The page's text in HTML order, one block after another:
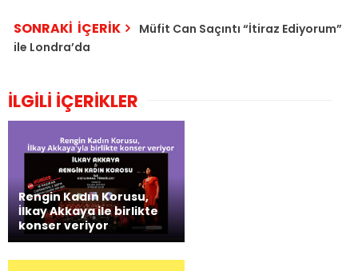
SONRAKİ İÇERİK
Müfit Can Saçıntı “İtiraz Ediyorum”
ile Londra’da
İLGİLİ İÇERİKLER
Rengin Kadın Korusu,
İlkay Akkaya ile birlikte
konser veriyor